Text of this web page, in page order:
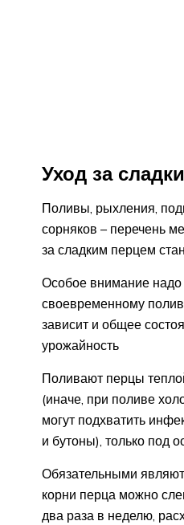
Уход за
Поливы, рыхления,
сорняков – перечень
за сладким перцем
Особое внимание надо
своевременному
зависит и общее
урожайность
Поливают перцы
(иначе, при поливе
могут подхватить
и бутоны), только под
Обязательными
корни перца можно
два раза в неделю,